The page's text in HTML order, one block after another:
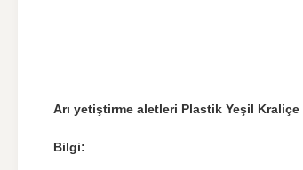
Arı yetiştirme aletleri Plastik Yeşil
Bilgi: